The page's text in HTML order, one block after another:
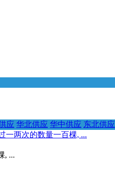
应 华北供应 华中供应 东北供应
一两次的数量一百棵, ...
, ...